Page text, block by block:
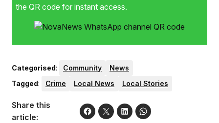
the QR code for instant access.
Categorised: Community
News
Tagged: Crime Local News Local Stories
Share this
article: